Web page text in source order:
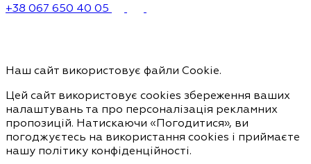
+38 067 650 40 05
Наш сайт використовує файли Cookie.
Цей сайт використовує cookies збереження ваших
налаштувань та про персоналізація рекламних
пропозицій. Натискаючи «Погодитися», ви
погоджуєтесь на використання cookies і приймаєте
нашу політику конфіденційності.